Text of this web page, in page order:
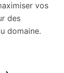
vos
des
domaine.